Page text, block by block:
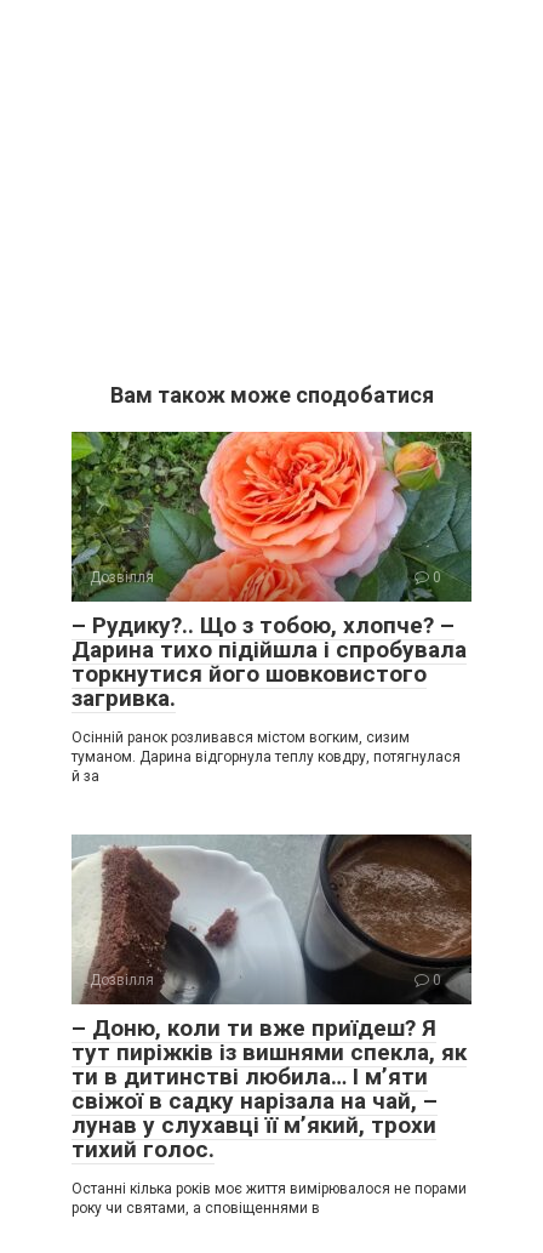
Вам також може сподобатися
Дозвілля 0
– Рудику?.. Що з тобою, хлопче? –
Дарина тихо підійшла і спробувала
торкнутися його шовковистого
загривка.
Осінній ранок розливався містом вогким, сизим
туманом. Дарина відгорнула теплу ковдру, потягнулася
й за
Дозвілля 0
– Доню, коли ти вже приїдеш? Я
тут пиріжків із вишнями спекла, як
ти в дитинстві любила… І м’яти
свіжої в садку нарізала на чай, –
лунав у слухавці її м’який, трохи
тихий голос.
Останні кілька років моє життя вимірювалося не порами
року чи святами, а сповіщеннями в